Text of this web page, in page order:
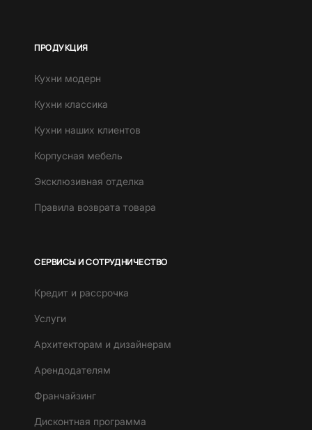
ПРОДУКЦИЯ
Кухни модерн
Кухни классика
Кухни наших клиентов
Корпусная мебель
Эксклюзивная отделка
Правила возврата товара
СЕРВИСЫ И СОТРУДНИЧЕСТВО
Кредит и рассрочка
Услуги
Архитекторам и дизайнерам
Арендодателям
Франчайзинг
Дисконтная программа